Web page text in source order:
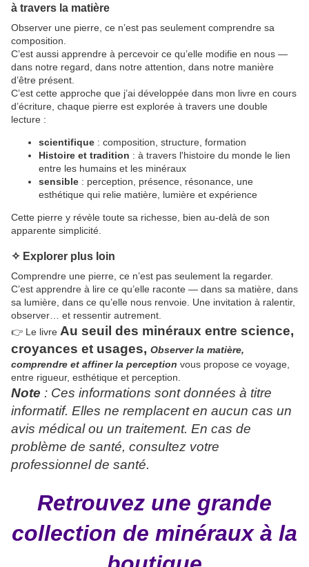
à travers la matière
Observer une pierre, ce n’est pas seulement comprendre sa
composition.
C’est aussi apprendre à percevoir ce qu’elle modifie en nous —
dans notre regard, dans notre attention, dans notre manière
d’être présent.
C’est cette approche que j’ai développée dans mon livre en cours
d’écriture , chaque pierre est explorée à travers une double
lecture :
scientifique : composition, structure, formation
Histoire et tradition : à travers l'histoire du monde le lien
entre les humains et les minéraux
sensible : perception, présence, résonance, une
esthétique qui relie matière, lumière et expérience
Cette pierre y révèle toute sa richesse, bien au-delà de son
apparente simplicité.
✧ Explorer plus loin
Comprendre une pierre, ce n’est pas seulement la regarder.
C’est apprendre à lire ce qu’elle raconte — dans sa matière, dans
sa lumière, dans ce qu’elle nous renvoie. Une invitation à ralentir,
observer… et ressentir autrement.
👉 Le livre Au seuil des minéraux entre science,
croyances et usages, Observer la matière,
comprendre et affiner la perception vous propose ce voyage,
entre rigueur, esthétique et perception.
Note : Ces informations sont données à titre
informatif. Elles ne remplacent en aucun cas un
avis médical ou un traitement. En cas de
problème de santé, consultez votre
professionnel de santé.
Retrouvez une grande
collection de minéraux à la